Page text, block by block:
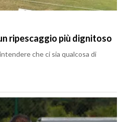
ripescaggio più dignitoso
che ci sia qualcosa di